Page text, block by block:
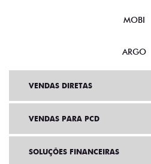
MOBI
ARGO
VENDAS DIRETAS
VENDAS PARA PCD
SOLUÇÕES FINANCEIRAS